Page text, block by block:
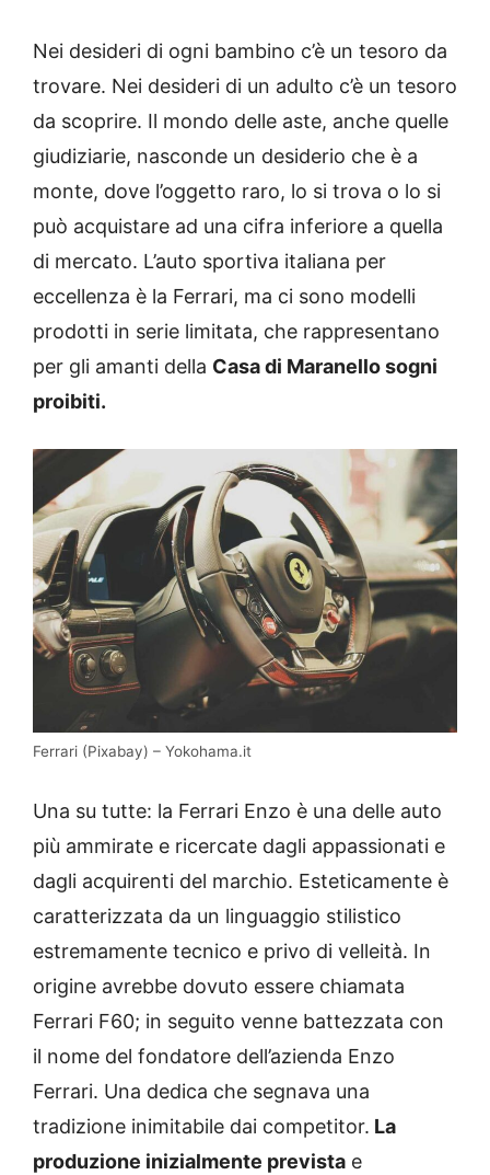
Nei desideri di ogni bambino c’è un tesoro da
trovare. Nei desideri di un adulto c’è un tesoro
da scoprire. Il mondo delle aste, anche quelle
giudiziarie, nasconde un desiderio che è a
monte, dove l’oggetto raro, lo si trova o lo si
può acquistare ad una cifra inferiore a quella
di mercato. L’auto sportiva italiana per
eccellenza è la Ferrari, ma ci sono modelli
prodotti in serie limitata, che rappresentano
per gli amanti della Casa di Maranello sogni
proibiti.
Ferrari (Pixabay) – Yokohama.it
Una su tutte: la Ferrari Enzo è una delle auto
più ammirate e ricercate dagli appassionati e
dagli acquirenti del marchio. Esteticamente è
caratterizzata da un linguaggio stilistico
estremamente tecnico e privo di velleità. In
origine avrebbe dovuto essere chiamata
Ferrari F60; in seguito venne battezzata con
il nome del fondatore dell’azienda Enzo
Ferrari. Una dedica che segnava una
tradizione inimitabile dai competitor. La
produzione inizialmente prevista e